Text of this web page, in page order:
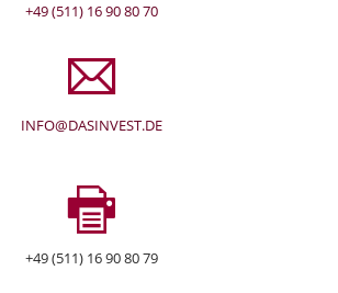
+49 (511) 16 90 80 70
INFO@DASINVEST.DE
+49 (511) 16 90 80 79